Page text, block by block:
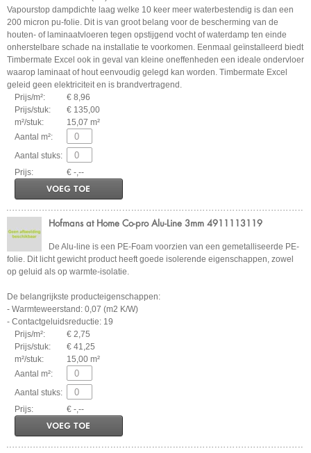
Vapourstop dampdichte laag welke 10 keer meer waterbestendig is dan een
200 micron pu-folie. Dit is van groot belang voor de bescherming van de
houten- of laminaatvloeren tegen opstijgend vocht of waterdamp ten einde
onherstelbare schade na installatie te voorkomen. Eenmaal geïnstalleerd biedt
Timbermate Excel ook in geval van kleine oneffenheden een ideale ondervloer
waarop laminaat of hout eenvoudig gelegd kan worden. Timbermate Excel
geleid geen elektriciteit en is brandvertragend.
Prijs/m²:
€ 8,96
Prijs/stuk:
€ 135,00
m²/stuk:
15,07 m²
Aantal m²:
Aantal stuks:
Prijs:
€ -,--
VOEG TOE
Hofmans at Home Co-pro Alu-Line 3mm 4911113119
De Alu-line is een PE-Foam voorzien van een gemetalliseerde PE-
folie. Dit licht gewicht product heeft goede isolerende eigenschappen, zowel
op geluid als op warmte-isolatie.
De belangrijkste producteigenschappen:
- Warmteweerstand: 0,07 (m2 K/W)
- Contactgeluidsreductie: 19
Prijs/m²:
€ 2,75
Prijs/stuk:
€ 41,25
m²/stuk:
15,00 m²
Aantal m²:
Aantal stuks:
Prijs:
€ -,--
VOEG TOE